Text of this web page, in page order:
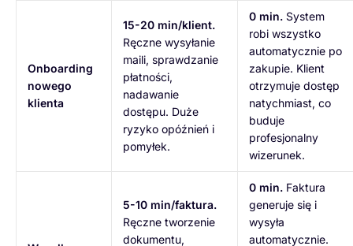
Onboarding
nowego
klienta
15-20 min/klient.
Ręczne wysyłanie
maili, sprawdzanie
płatności,
nadawanie
dostępu. Duże
ryzyko opóźnień i
pomyłek.
0 min. System
robi wszystko
automatycznie po
zakupie. Klient
otrzymuje dostęp
natychmiast, co
buduje
profesjonalny
wizerunek.
5-10 min/faktura.
Ręczne tworzenie
dokumentu,
0 min. Faktura
generuje się i
wysyła
automatycznie.